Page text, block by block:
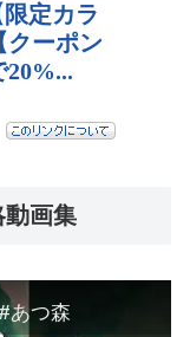
画集
あつ森